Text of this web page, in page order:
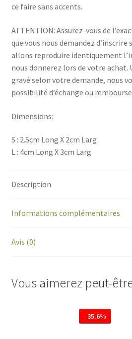
ce faire sans accents.
ATTENTION: Assurez-vous de
que vous nous demandez d’inscrire
allons reproduire identiquement
nous donnerez lors de votre achat.
gravé selon votre demande, nous
possibilité d’échange ou
Dimensions:
S : 2.5cm Long X 2cm Larg
L : 4cm Long X 3cm Larg
Description
Informations complémentaires
Avis (0)
Vous aimerez peut-
- 35.6%